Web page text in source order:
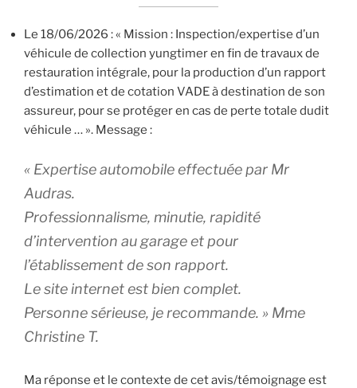
Le 18/06/2026 : « Mission : Inspection/expertise d’un
véhicule de collection yungtimer en fin de travaux de
restauration intégrale, pour la production d’un rapport
d’estimation et de cotation VADE à destination de son
assureur, pour se protéger en cas de perte totale dudit
véhicule … ». Message :
« Expertise automobile effectuée par Mr
Audras.
Professionnalisme, minutie, rapidité
d’intervention au garage et pour
l’établissement de son rapport.
Le site internet est bien complet.
Personne sérieuse, je recommande. » Mme
Christine T.
Ma réponse et le contexte de cet avis/témoignage est